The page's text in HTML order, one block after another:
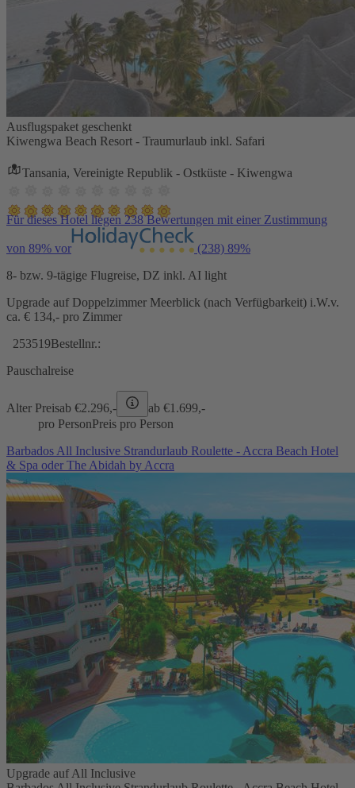
Ausflugspaket geschenkt
Kiwengwa Beach Resort - Traumurlaub inkl. Safari
Tansania, Vereinigte Republik - Ostküste - Kiwengwa
Für dieses Hotel liegen 238 Bewertungen mit einer Zustimmung
von 89% vor (238) 89%
8- bzw. 9-tägige Flugreise, DZ inkl. AI light
Upgrade auf Doppelzimmer Meerblick (nach Verfügbarkeit) i.W.v.
ca. € 134,- pro Zimmer
253519Bestellnr.:
Pauschalreise
Alter Preisab €2.296,- ab €1.699,-
pro PersonPreis pro Person
Barbados All Inclusive Strandurlaub Roulette - Accra Beach Hotel
& Spa oder The Abidah by Accra
Upgrade auf All Inclusive